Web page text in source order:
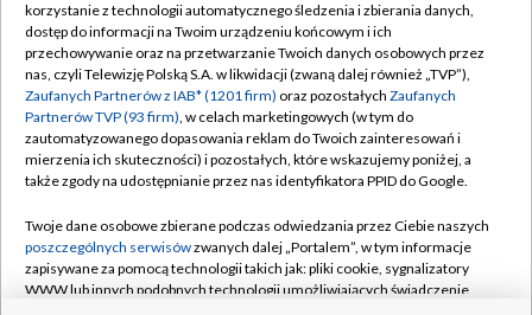
TVP
Abonament TVP
Emisja w TVP
Centrum informacji TVP
Naziemna Telewizja Cyfrowa
Rada Programowa
System NOS
Regulamin TVP
Polityka prywatności
Moje zgody
Pomoc
Kontakt
korzystanie z technologii automatycznego śledzenia i zbierania danych,
dostęp do informacji na Twoim urządzeniu końcowym i ich
przechowywanie oraz na przetwarzanie Twoich danych osobowych przez
nas, czyli Telewizję Polską S.A. w likwidacji (zwaną dalej również „TVP”),
Zaufanych Partnerów z IAB* (1201 firm) oraz pozostałych Zaufanych
Partnerów TVP (93 firm), w celach marketingowych (w tym do
zautomatyzowanego dopasowania reklam do Twoich zainteresowań i
mierzenia ich skuteczności) i pozostałych, które wskazujemy poniżej, a
także zgody na udostępnianie przez nas identyfikatora PPID do Google.
Twoje dane osobowe zbierane podczas odwiedzania przez Ciebie naszych
poszczególnych serwisówzwanych dalej „Portalem”, w tym informacje
zapisywane za pomocą technologii takich jak: pliki cookie, sygnalizatory
WWW lub innych podobnych technologii umożliwiających świadczenie